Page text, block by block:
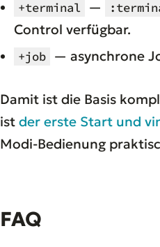
+terminal —
Control verfügbar.
+job — asynchrone
Damit ist die Basis
ist der erste Start und
Modi-Bedienung
FAQ